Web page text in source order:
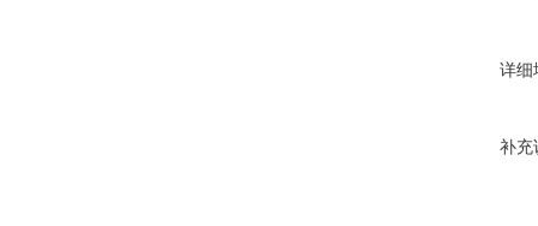
详细
补充